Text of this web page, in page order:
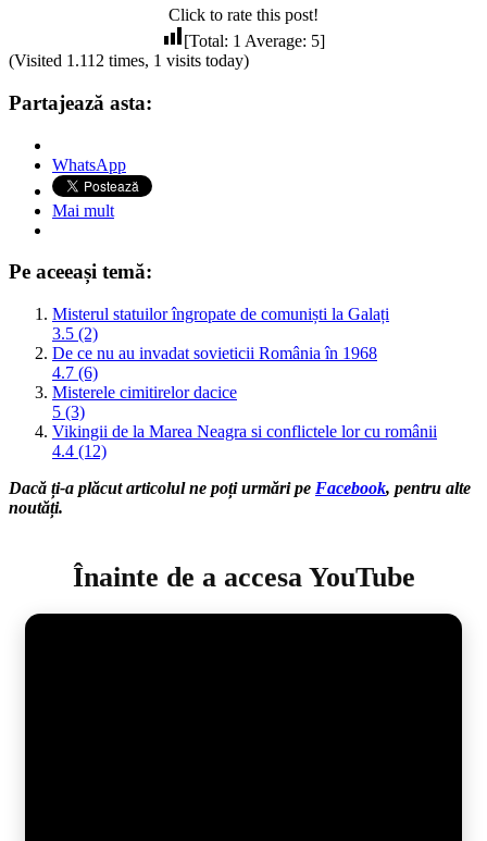
Click to rate this post!
[Total: 1 Average: 5]
(Visited 1.112 times, 1 visits today)
Partajează asta:
WhatsApp
Mai mult
Pe aceeași temă:
Misterul statuilor îngropate de comuniști la Galați
3.5 (2)
De ce nu au invadat sovieticii România în 1968
4.7 (6)
Misterele cimitirelor dacice
5 (3)
Vikingii de la Marea Neagra si conflictele lor cu românii
4.4 (12)
Dacă ți-a plăcut articolul ne poți urmări pe Facebook, pentru alte
noutăți.
Înainte de a accesa YouTube